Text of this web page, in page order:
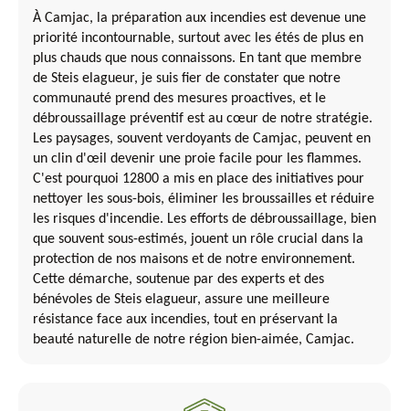
À Camjac, la préparation aux incendies est devenue une
priorité incontournable, surtout avec les étés de plus en
plus chauds que nous connaissons. En tant que membre
de Steis elagueur, je suis fier de constater que notre
communauté prend des mesures proactives, et le
débroussaillage préventif est au cœur de notre stratégie.
Les paysages, souvent verdoyants de Camjac, peuvent en
un clin d'œil devenir une proie facile pour les flammes.
C'est pourquoi 12800 a mis en place des initiatives pour
nettoyer les sous-bois, éliminer les broussailles et réduire
les risques d'incendie. Les efforts de débroussaillage, bien
que souvent sous-estimés, jouent un rôle crucial dans la
protection de nos maisons et de notre environnement.
Cette démarche, soutenue par des experts et des
bénévoles de Steis elagueur, assure une meilleure
résistance face aux incendies, tout en préservant la
beauté naturelle de notre région bien-aimée, Camjac.